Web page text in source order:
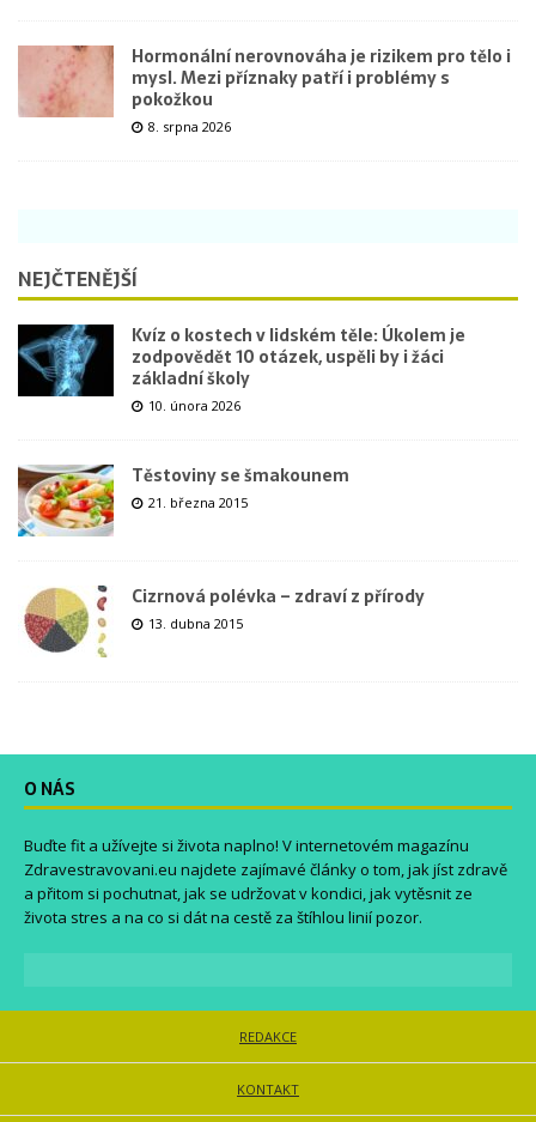
Hormonální nerovnováha je rizikem pro tělo i
mysl. Mezi příznaky patří i problémy s
pokožkou
8. srpna 2026
NEJČTENĚJŠÍ
Kvíz o kostech v lidském těle: Úkolem je
zodpovědět 10 otázek, uspěli by i žáci
základní školy
10. února 2026
Těstoviny se šmakounem
21. března 2015
Cizrnová polévka – zdraví z přírody
13. dubna 2015
O NÁS
Buďte fit a užívejte si života naplno! V internetovém magazínu
Zdravestravovani.eu najdete zajímavé články o tom, jak jíst zdravě
a přitom si pochutnat, jak se udržovat v kondici, jak vytěsnit ze
života stres a na co si dát na cestě za štíhlou linií pozor.
REDAKCE
KONTAKT